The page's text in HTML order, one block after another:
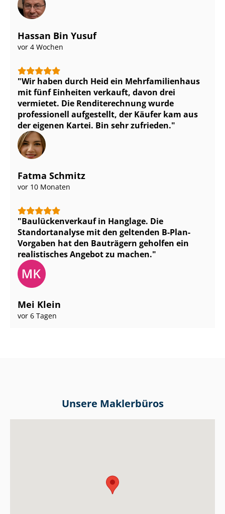
Hassan Bin Yusuf
vor 4 Wochen
Wir haben durch Heid ein Mehr­fa­mi­li­en­haus
mit fünf Einheiten verkauft, davon drei
vermietet. Die Renditerechnung wurde
professionell aufgestellt, der Käufer kam aus
der eigenen Kartei. Bin sehr zufrieden.
Fatma Schmitz
vor 10 Monaten
Bau­lü­cken­ver­kauf in Hanglage. Die
Standortanalyse mit den geltenden B-Plan-
Vorgaben hat den Bauträgern geholfen ein
realistisches Angebot zu machen.
Mei Klein
vor 6 Tagen
Unsere Maklerbüros